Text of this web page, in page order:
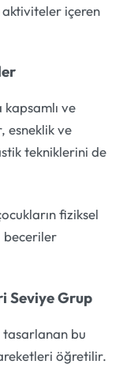
aktiviteler içeren
ve
esneklik ve
tekniklerini de
fiziksel
beceriler
Seviye Grup
bu
öğretilir.